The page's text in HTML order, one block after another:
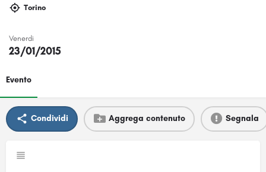
Torino
Venerdi
23/01/2015
Evento
Condividi Aggrega contenuto Segnala